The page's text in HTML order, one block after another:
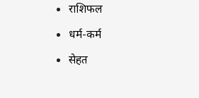
राशिफल
धर्म-कर्म
सेहत